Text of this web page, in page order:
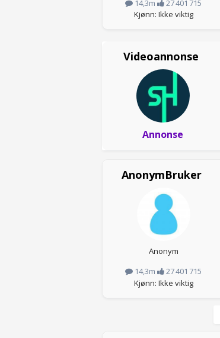
14,3m
27 401 715
Kjønn: Ikke viktig
Videoannonse
Annonse
AnonymBruker
Anonym
14,3m
27 401 715
Kjønn: Ikke viktig